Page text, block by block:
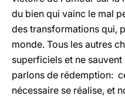
du bien qui vainc le mal
des transformations qui,
monde. Tous les autres
superficiels et ne
parlons de rédemption:
nécessaire se réalise, et